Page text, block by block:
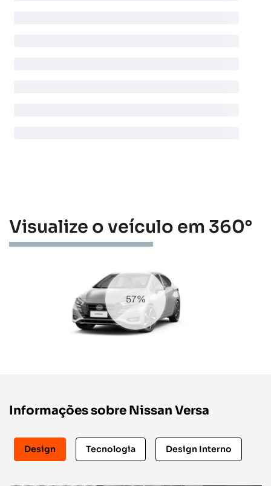
Visualize o veículo em 360°
69%
Informações sobre Nissan Versa
Design Tecnologia Design Interno